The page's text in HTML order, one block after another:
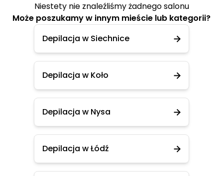
Niestety nie znaleźliśmy żadnego salonu
Może poszukamy w innym mieście lub kategorii?
Depilacja w Siechnice
Depilacja w Koło
Depilacja w Nysa
Depilacja w Łódź